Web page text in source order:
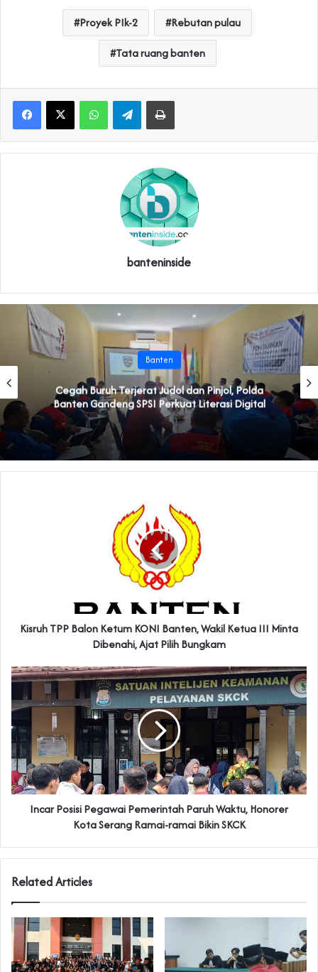
Proyek PIk-2 Rebutan pulau
Tata ruang banten
WhatsAppTelegramPrint
banteninside
Banten
Cegah Buruh Terjerat Judol dan Pinjol, Polda
Banten Gandeng SPSI Perkuat Literasi Digital
Kisruh TPP Balon Ketum KONI Banten, Wakil Ketua III Minta
Dibenahi, Ajat Pilih Bungkam
Incar Posisi Pegawai Pemerintah Paruh Waktu, Honorer
Kota Serang Ramai-ramai Bikin SKCK
Related Articles